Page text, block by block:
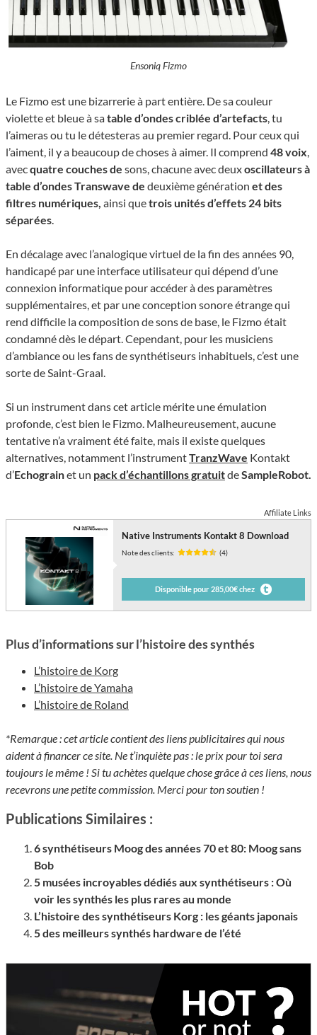
Ensoniq Fizmo
Le Fizmo est une bizarrerie à part entière. De sa couleur
violette et bleue à satable d’ondes criblée d’artefacts , tu
l’aimeras ou tu le détesteras au premier regard. Pour ceux qui
l’aiment, il y a beaucoup de choses à aimer. Il comprend 48 voix
avecquatre couches de sons, chacune avec deuxoscillateurs à
table d’ondes Transwave de deuxième génération et des
filtres numériques, ainsi quetrois unités d’effets 24 bits
séparées
En décalage avec l’analogique virtuel de la fin des années 90,
handicapé par une interface utilisateur qui dépend d’une
connexion informatique pour accéder à des paramètres
supplémentaires, et par une conception sonore étrange qui
rend difficile la composition de sons de base, le Fizmo était
condamné dès le départ. Cependant, pour les musiciens
d’ambiance ou les fans de synthétiseurs inhabituels, c’est une
sorte de Saint-Graal.
Si un instrument dans cet article mérite une émulation
profonde, c’est bien le Fizmo. Malheureusement, aucune
tentative n’a vraiment été faite, mais il existe quelques
alternatives, notamment l’instrumentTranzWave Kontakt
d’Echograinet un pack d’échantillons gratuitdeSampleRobot.
Affiliate Links
Native Instruments Kontakt 8 Download
Note des clients: (4)
Disponible pour 285,00€ chez
Plus d’informations sur l’histoire des synthés
L’histoire de Korg
L’histoire de Yamaha
L’histoire de Roland
*Remarque : cet article contient des liens publicitaires qui nous
aident à financer ce site. Ne t’inquiète pas : le prix pour toi sera
toujours le même ! Si tu achètes quelque chose grâce à ces liens, nous
recevrons une petite commission. Merci pour ton soutien !
Publications Similaires :
6 synthétiseurs Moog des années 70 et 80: Moog sans
Bob
5 musées incroyables dédiés aux synthétiseurs : Où
voir les synthés les plus rares au monde
L’histoire des synthétiseurs Korg : les géants japonais
5 des meilleurs synthés hardware de l’été